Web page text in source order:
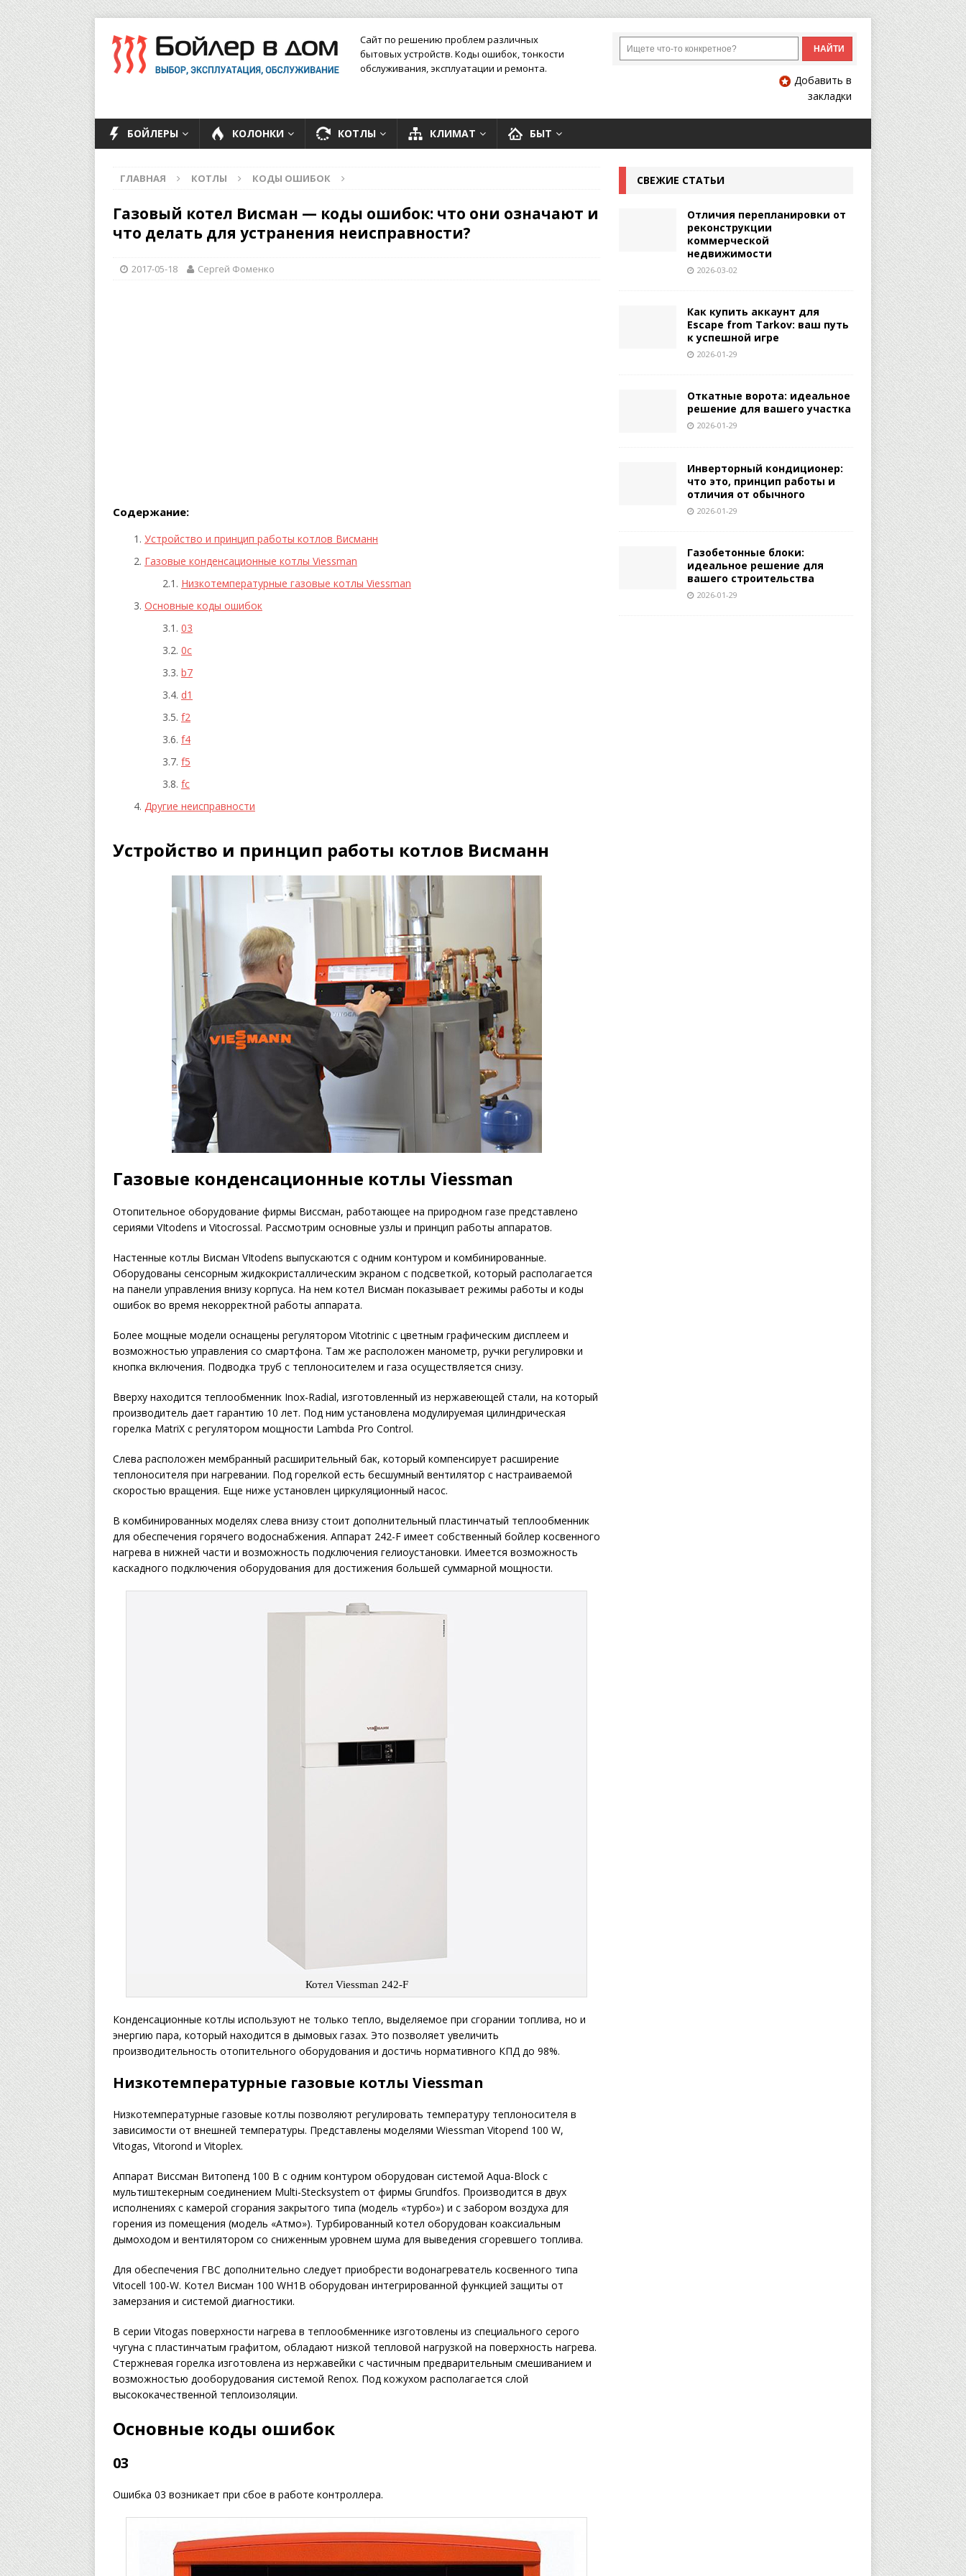
Сайт по решению проблем различных
бытовых устройств. Коды ошибок, тонкости
обслуживания, эксплуатации и ремонта.
Добавить в
закладки
БОЙЛЕРЫ КОЛОНКИ КОТЛЫ КЛИМАТ БЫТ
ГЛАВНАЯ КОТЛЫ КОДЫ ОШИБОК
Газовый котел Висман — коды ошибок: что они означают и
что делать для устранения неисправности?
2017-05-18 Сергей Фоменко
Содержание:
Устройство и принцип работы котлов Висманн
Газовые конденсационные котлы Viessman
Низкотемпературные газовые котлы Viessman
Основные коды ошибок
03
0с
b7
d1
f2
f4
f5
fc
Другие неисправности
Устройство и принцип работы котлов Висманн
Газовые конденсационные котлы Viessman
Отопительное оборудование фирмы Виссман, работающее на природном газе представлено
сериями VItodens и Vitocrossal. Рассмотрим основные узлы и принцип работы аппаратов.
Настенные котлы Висман VItodens выпускаются с одним контуром и комбинированные.
Оборудованы сенсорным жидкокристаллическим экраном с подсветкой, который располагается
на панели управления внизу корпуса. На нем котел Висман показывает режимы работы и коды
ошибок во время некорректной работы аппарата.
Более мощные модели оснащены регулятором Vitotrinic с цветным графическим дисплеем и
возможностью управления со смартфона. Там же расположен манометр, ручки регулировки и
кнопка включения. Подводка труб с теплоносителем и газа осуществляется снизу.
Вверху находится теплообменник Inox-Radial, изготовленный из нержавеющей стали, на который
производитель дает гарантию 10 лет. Под ним установлена модулируемая цилиндрическая
горелка MatriX с регулятором мощности Lambda Pro Control.
Слева расположен мембранный расширительный бак, который компенсирует расширение
теплоносителя при нагревании. Под горелкой есть бесшумный вентилятор с настраиваемой
скоростью вращения. Еще ниже установлен циркуляционный насос.
В комбинированных моделях слева внизу стоит дополнительный пластинчатый теплообменник
для обеспечения горячего водоснабжения. Аппарат 242-F имеет собственный бойлер косвенного
нагрева в нижней части и возможность подключения гелиоустановки. Имеется возможность
каскадного подключения оборудования для достижения большей суммарной мощности.
Котел Viessman 242-F
Конденсационные котлы используют не только тепло, выделяемое при сгорании топлива, но и
энергию пара, который находится в дымовых газах. Это позволяет увеличить
производительность отопительного оборудования и достичь нормативного КПД до 98%.
Низкотемпературные газовые котлы Viessman
Низкотемпературные газовые котлы позволяют регулировать температуру теплоносителя в
зависимости от внешней температуры. Представлены моделями Wiessman Vitopend 100 W,
Vitogas, Vitorond и Vitoplex.
Аппарат Виссман Витопенд 100 В с одним контуром оборудован системой Aqua-Block с
мультиштекерным соединением Multi-Stecksystem от фирмы Grundfos. Производится в двух
исполнениях с камерой сгорания закрытого типа (модель «турбо») и с забором воздуха для
горения из помещения (модель «Атмо»). Турбированный котел оборудован коаксиальным
дымоходом и вентилятором со сниженным уровнем шума для выведения сгоревшего топлива.
Для обеспечения ГВС дополнительно следует приобрести водонагреватель косвенного типа
Vitocell 100-W. Котел Висман 100 WH1B оборудован интегрированной функцией защиты от
замерзания и системой диагностики.
В серии Vitogas поверхности нагрева в теплообменнике изготовлены из специального серого
чугуна с пластинчатым графитом, обладают низкой тепловой нагрузкой на поверхность нагрева.
Стержневая горелка изготовлена из нержавейки с частичным предварительным смешиванием и
возможностью дооборудования системой Renox. Под кожухом располагается слой
высококачественной теплоизоляции.
Основные коды ошибок
03
Ошибка 03 возникает при сбое в работе контроллера.
СВЕЖИЕ СТАТЬИ
Отличия перепланировки от
реконструкции
коммерческой
недвижимости
2026-03-02
Как купить аккаунт для
Escape from Tarkov: ваш путь
к успешной игре
2026-01-29
Откатные ворота: идеальное
решение для вашего участка
2026-01-29
Инверторный кондиционер:
что это, принцип работы и
отличия от обычного
2026-01-29
Газобетонные блоки:
идеальное решение для
вашего строительства
2026-01-29